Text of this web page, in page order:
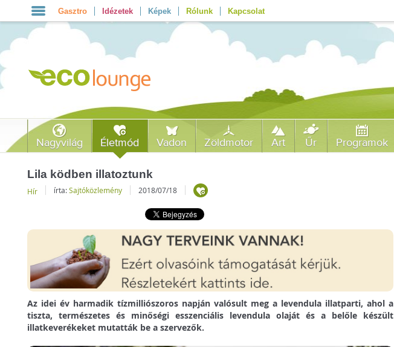
Gasztro Idézetek Képek Rólunk Kapcsolat
Nagyvilág Életmód Vadon Zöldmotor Art Űr Programok
Lila ködben illatoztunk
Hír írta:Sajtóközlemény 2018/07/18
Az idei év harmadik tízmilliószoros napján valósult meg a levendula illatparti, ahol a
tiszta, természetes és minőségi esszenciális levendula olaját és a belőle készült
illatkeverékeket mutatták be a szervezők.